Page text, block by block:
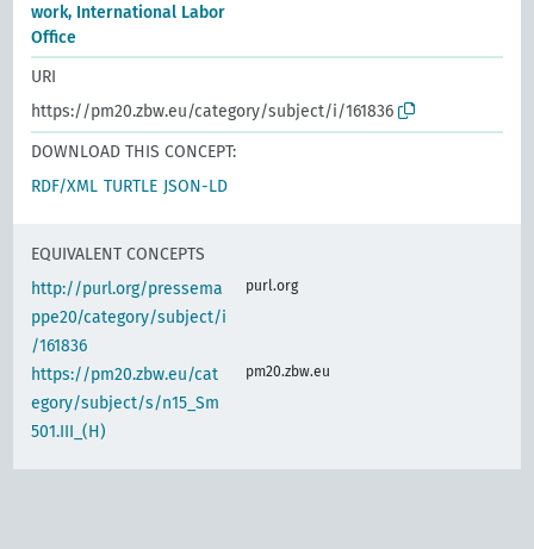
work, International Labor
Office
URI
https://pm20.zbw.eu/category/subject/i/161836
DOWNLOAD THIS CONCEPT:
RDF/XML TURTLE JSON-LD
EQUIVALENT CONCEPTS
http://purl.org/pressema
ppe20/category/subject/i
/161836
purl.org
https://pm20.zbw.eu/cat
egory/subject/s/n15_Sm
501.III_(H)
pm20.zbw.eu